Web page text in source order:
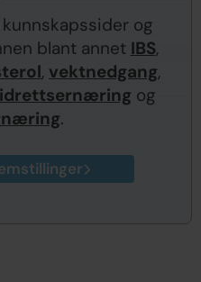
og
blant annet IBS,
, vektnedgang,
idrettsernæring og
.